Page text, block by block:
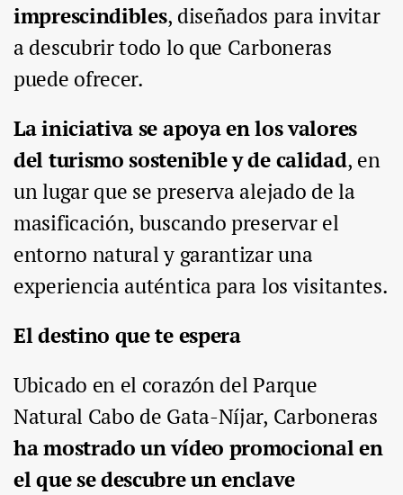
imprescindibles, diseñados para invitar
a descubrir todo lo que Carboneras
puede ofrecer.
La iniciativa se apoya en los valores
del turismo sostenible y de calidad, en
un lugar que se preserva alejado de la
masificación, buscando preservar el
entorno natural y garantizar una
experiencia auténtica para los visitantes.
El destino que te espera
Ubicado en el corazón del Parque
Natural Cabo de Gata-Níjar, Carboneras
ha mostrado un vídeo promocional en
el que se descubre un enclave